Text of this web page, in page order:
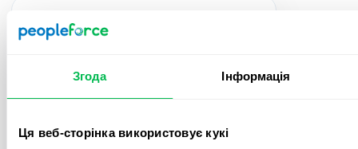
Згода Інформація
Ця веб-сторінка використовує кукі
Система глибоко занурює нас у
користувацькі можливості. Після
впроваджувати всі процеси можна досить
проведення детального дзвінка щодо